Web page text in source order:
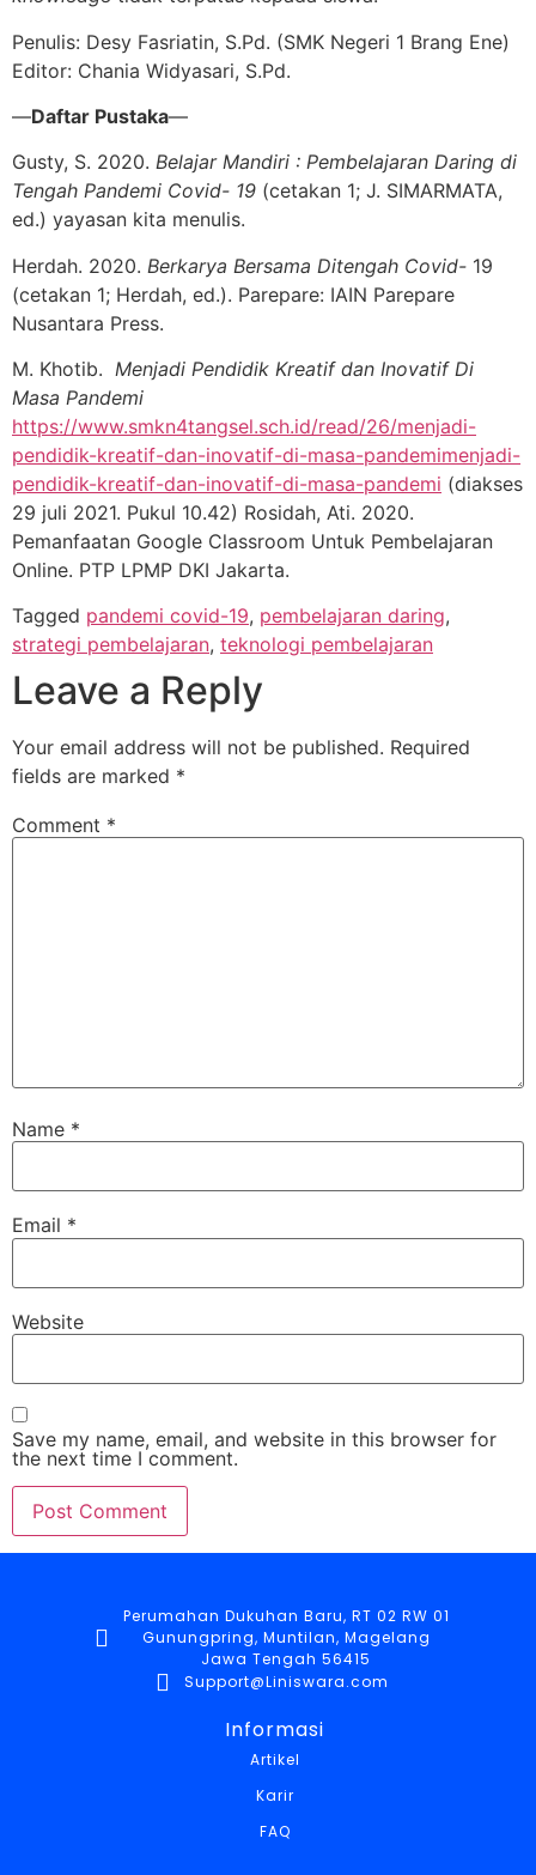
Penulis: Desy Fasriatin, S.Pd. (SMK Negeri 1 Brang Ene)
Editor: Chania Widyasari, S.Pd.
—Daftar Pustaka—
Gusty, S. 2020. Belajar Mandiri : Pembelajaran Daring di
Tengah Pandemi Covid- 19 (cetakan 1; J. SIMARMATA,
ed.) yayasan kita menulis.
Herdah. 2020. Berkarya Bersama Ditengah Covid- 19
(cetakan 1; Herdah, ed.). Parepare: IAIN Parepare
Nusantara Press.
M. Khotib. Menjadi Pendidik Kreatif dan Inovatif Di
Masa Pandemi
https://www.smkn4tangsel.sch.id/read/26/menjadi-
pendidik-kreatif-dan-inovatif-di-masa-pandemimenjadi-
pendidik-kreatif-dan-inovatif-di-masa-pandemi (diakses
29 juli 2021. Pukul 10.42) Rosidah, Ati. 2020.
Pemanfaatan Google Classroom Untuk Pembelajaran
Online. PTP LPMP DKI Jakarta.
Tagged pandemi covid-19, pembelajaran daring,
strategi pembelajaran, teknologi pembelajaran
Leave a Reply
Your email address will not be published. Required
fields are marked *
Comment *
Name *
Email *
Website
Save my name, email, and website in this browser for
the next time I comment.
Perumahan Dukuhan Baru, RT 02 RW 01
Gunungpring, Muntilan, Magelang
Jawa Tengah 56415
Support@Liniswara.com
Informasi
Artikel
Karir
FAQ